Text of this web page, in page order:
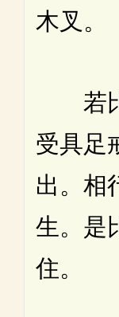
木叉。
若比
受具足
出。相
生。是
住。